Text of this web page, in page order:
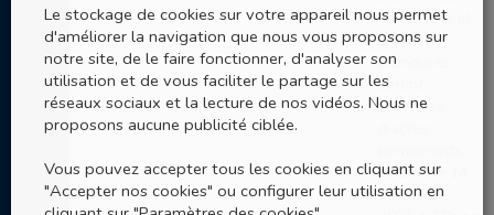
Lapeyrière et
Sylvain
Demoures
seront
ordonnés
dimanche 14
novembre
Le stockage de cookies sur votre appareil nous permet
d'améliorer la navigation que nous vous proposons sur
notre site, de le faire fonctionner, d'analyser son
utilisation et de vous faciliter le partage sur les
réseaux sociaux et la lecture de nos vidéos. Nous ne
proposons aucune publicité ciblée.
Vous pouvez accepter tous les cookies en cliquant sur
"Accepter nos cookies" ou configurer leur utilisation en